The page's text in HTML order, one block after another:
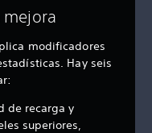
mejora
modificadores
Hay seis
de recarga y
superiores,